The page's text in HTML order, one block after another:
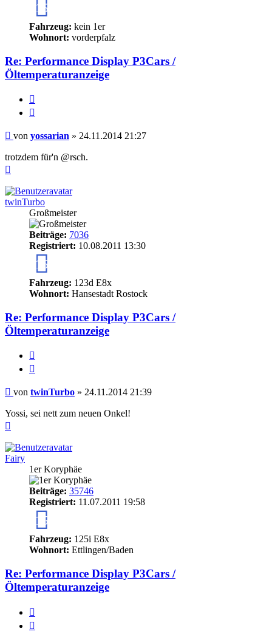
15
Fahrzeug: kein 1er
Wohnort: vorderpfalz
Re: Performance Display P3Cars /
Öltemperaturanzeige
Beitrag
von yossarian » 24.11.2014 21:27
trotzdem für'n @rsch.
twinTurbo
Großmeister
Beiträge: 7036
Registriert: 10.08.2011 13:30
15
Fahrzeug: 123d E8x
Wohnort: Hansestadt Rostock
Re: Performance Display P3Cars /
Öltemperaturanzeige
Beitrag
von twinTurbo » 24.11.2014 21:39
Yossi, sei nett zum neuen Onkel!
Fairy
1er Koryphäe
Beiträge: 35746
Registriert: 11.07.2011 19:58
15
Fahrzeug: 125i E8x
Wohnort: Ettlingen/Baden
Re: Performance Display P3Cars /
Öltemperaturanzeige